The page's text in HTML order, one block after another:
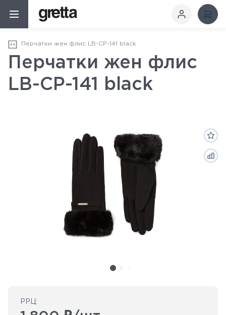
Перчатки жен флис LB-CP-141 black
Перчатки жен флис
LB-CP-141 black
РРЦ: